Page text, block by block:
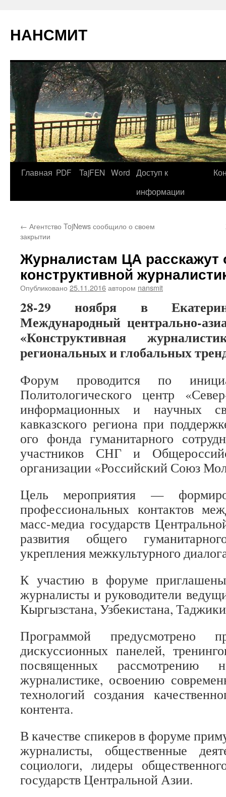
НАНСМИТ
Главная PDF TajFEN Word Доступ к
информации
← Агентство TojNews сообщило о своем
закрытии
Журналистам ЦА расскажут
конструктивной
Опубликовано 25.11.2016автором nansmit
28-29 ноября в
Международный центрально-
«Конструктивная
региональных и глобальных
Форум проводится по
Политологического центр
информационных и научных
кавказского региона при
ого фонда гуманитарного
участников СНГ и
организации «Российский Союз
Цель мероприятия —
профессиональных контактов
масс-медиа государств
развития общего
укрепления межкультурного
К участию в форуме
журналисты и руководители
Кыргызстана, Узбекистана,
Программой предусмотрено
дискуссионных панелей,
посвященных рассмотрению
журналистике, освоению
технологий создания
контента.
В качестве спикеров в форуме
журналисты, общественные
социологи, лидеры
государств Центральной Азии.